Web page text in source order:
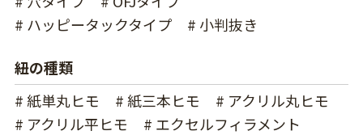
# ハッピータックタイプ
# 小判抜き
紐の種類
# 紙単丸ヒモ
# 紙三本ヒモ
# アクリル丸ヒモ
# アクリル平ヒモ
# エクセルフィラメント